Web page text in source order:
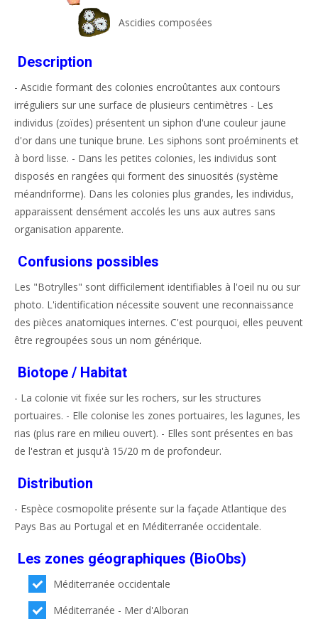
Ascidies composées
Description
- Ascidie formant des colonies encroûtantes aux contours
irréguliers sur une surface de plusieurs centimètres - Les
individus (zoïdes) présentent un siphon d'une couleur jaune
d'or dans une tunique brune. Les siphons sont proéminents et
à bord lisse. - Dans les petites colonies, les individus sont
disposés en rangées qui forment des sinuosités (système
méandriforme). Dans les colonies plus grandes, les individus,
apparaissent densément accolés les uns aux autres sans
organisation apparente.
Confusions possibles
Les "Botrylles" sont difficilement identifiables à l'oeil nu ou sur
photo. L'identification nécessite souvent une reconnaissance
des pièces anatomiques internes. C'est pourquoi, elles peuvent
être regroupées sous un nom générique.
Biotope / Habitat
- La colonie vit fixée sur les rochers, sur les structures
portuaires. - Elle colonise les zones portuaires, les lagunes, les
rias (plus rare en milieu ouvert). - Elles sont présentes en bas
de l'estran et jusqu'à 15/20 m de profondeur.
Distribution
- Espèce cosmopolite présente sur la façade Atlantique des
Pays Bas au Portugal et en Méditerranée occidentale.
Les zones géographiques (BioObs)
Méditerranée occidentale
Méditerranée - Mer d'Alboran